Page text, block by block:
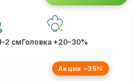
смГоловка +20–30%
Акция −35%